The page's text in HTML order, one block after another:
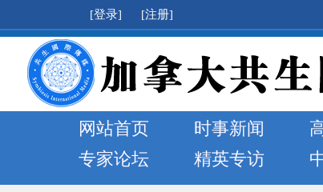
[登录] [注册]
网站首页 时事新闻
专家论坛
精英专访